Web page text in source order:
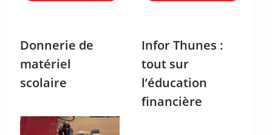
Donnerie de
matériel
scolaire
Infor Thunes :
tout sur
l’éducation
financière